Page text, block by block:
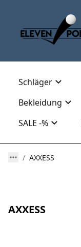
Schläger
Bekleidung
SALE -%
AXXESS
AXXESS